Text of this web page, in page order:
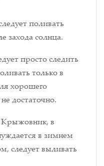
поливать
захода солнца.
просто следить
только в
хорошего
достаточно.
Крыжовник, в
в зимнем
следует выливать